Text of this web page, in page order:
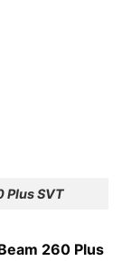
SVT
260 Plus